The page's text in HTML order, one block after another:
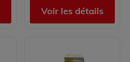
Voir les détails